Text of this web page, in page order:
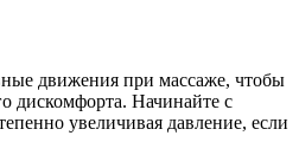
движения при массаже, чтобы
дискомфорта. Начинайте с
увеличивая давление, если